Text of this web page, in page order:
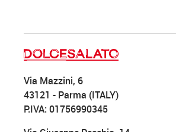
Via Mazzini, 6
43121 - Parma (ITALY)
P.IVA: 01756990345